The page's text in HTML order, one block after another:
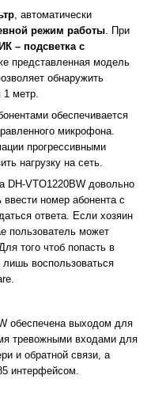
, автоматически
режим работы . При
– подсветка с
представленная модель
обнаружить
метр.
обеспечивается
микрофона.
прогрессивными
нагрузку на сеть.
DH-VTO1220BW довольно
номер абонента с
ответа. Если хозяин
пользователь может
того чтоб попасть в
воспользоваться
обеспечена выходом для
тревожными входами для
и обратной связи, а
интерфейсом.